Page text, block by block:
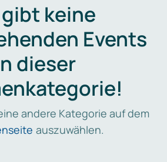
gibt keine
Events
dieser
andere Kategorie auf dem
auszuwählen.